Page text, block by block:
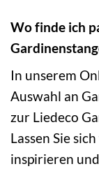
Wo finde ich
In unserem
Auswahl an
zur Liedeco
Lassen Sie
inspirieren